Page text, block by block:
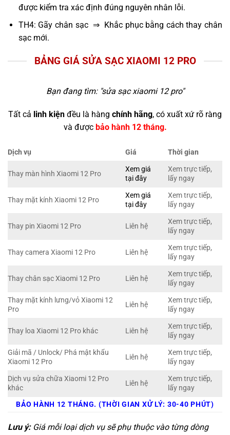
được kiểm tra xác định đúng nguyên nhân lỗi.
TH4: Gãy chân sạc ⇒ Khắc phục bằng cách thay chân
sạc mới.
BẢNG GIÁ SỬA SẠC XIAOMI 12 PRO
Bạn đang tìm: "sửa sạc xiaomi 12 pro"
Tất cả linh kiện đều là hàng chính hãng, có xuất xứ rõ ràng
và được bảo hành 12 tháng.
Dịch vụ Giá Thời gian
Thay màn hình Xiaomi 12 Pro
Xem giá
tại đây
Xem trực tiếp,
lấy ngay
Thay mặt kính Xiaomi 12 Pro
Xem giá
tại đây
Xem trực tiếp,
lấy ngay
Thay pin Xiaomi 12 Pro Liên hệ
Xem trực tiếp,
lấy ngay
Thay camera Xiaomi 12 Pro Liên hệ
Xem trực tiếp,
lấy ngay
Thay chân sạc Xiaomi 12 Pro Liên hệ
Xem trực tiếp,
lấy ngay
Thay mặt kính lưng/vỏ Xiaomi 12
Pro
Liên hệ
Xem trực tiếp,
lấy ngay
Thay loa Xiaomi 12 Pro khác Liên hệ
Xem trực tiếp,
lấy ngay
Giải mã / Unlock/ Phá mật khẩu
Xiaomi 12 Pro
Liên hệ
Xem trực tiếp,
lấy ngay
Dịch vụ sửa chữa Xiaomi 12 Pro
khác
Liên hệ
Xem trực tiếp,
lấy ngay
BẢO HÀNH 12 THÁNG. (THỜI GIAN XỬ LÝ: 30-40 PHÚT)
Lưu ý:Giá mỗi loại dịch vụ sẽ phụ thuộc vào từng dòng